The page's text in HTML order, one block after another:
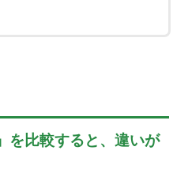
を比較すると、違いが